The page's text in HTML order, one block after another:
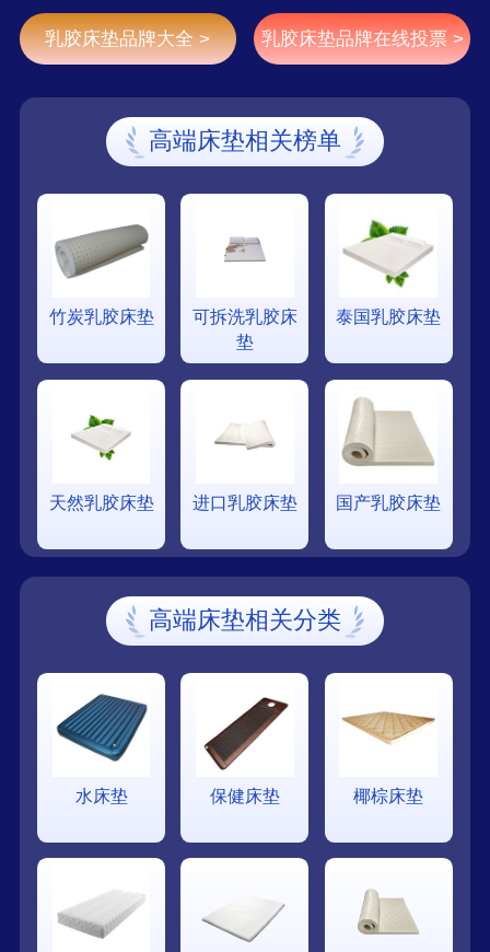
乳胶床垫品牌大全 > 乳胶床垫品牌在线投票 >
高端床垫相关榜单
竹炭乳胶床垫
可拆洗乳胶床
垫
泰国乳胶床垫
天然乳胶床垫 进口乳胶床垫 国产乳胶床垫
高端床垫相关分类
水床垫 保健床垫 椰棕床垫